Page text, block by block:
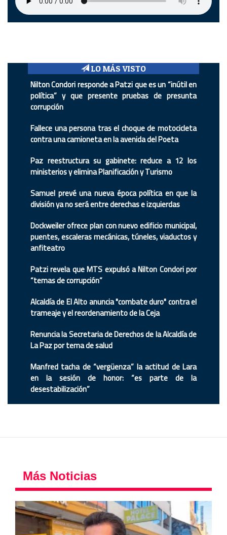
LO MÁS VISTO
Nilton Condori responde a Patzi que es un “inútil en
política” y que presente pruebas de presunta
corrupción
Fallece una persona tras el choque de motocicleta
contra una camioneta en la avenida del Poeta
Paz reestructura su gabinete: reduce a 12 los
ministerios y elimina Planificación y Turismo
Samuel prevé una nueva época política en que la
división ya no será entre derechas e izquierdas
Dockweiler ofrece plan con nuevo edificio municipal,
puentes, escaleras mecánicas, túneles, viaductos y
anfiteatro
Patzi revela que MTS expulsó a Nilton Condori por
“temas de corrupción”
Alcaldía de El Alto anuncia "combate duro" contra el
trameaje y el reordenamiento de la Ceja
Renuncia la Secretaria de Derechos de la Alcaldía de
La Paz por tema de salud
Manfred tacha de “vergüenza” la actitud de Lara
en la sesión de honor: “es parte de la
desestabilización”
Más Noticias